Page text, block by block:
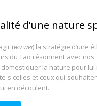
d’une nature
(wu wei) la stratégie d’une
du Tao résonnent avec nos
la nature pour
s celles et ceux qui
en découlent.